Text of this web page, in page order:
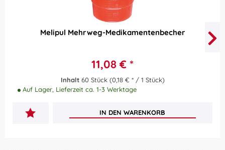
Melipul Mehrweg-Medikamentenbecher
11,08 € *
Inhalt 60 Stück (0,18 € * / 1 Stück)
Auf Lager, Lieferzeit ca. 1-3 Werktage
IN DEN WARENKORB